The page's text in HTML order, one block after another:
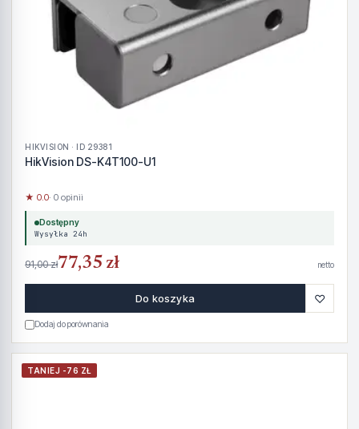
HIKVISION · ID 29381
HikVision DS-K4T100-U1
★ 0.0· 0 opinii
Dostępny
Wysyłka 24h
91,00 zł77,35 zł netto
Do koszyka ♡
Dodaj do porównania
TANIEJ -76 ZŁ